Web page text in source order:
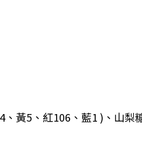
黃5、紅106、藍1 )、山梨